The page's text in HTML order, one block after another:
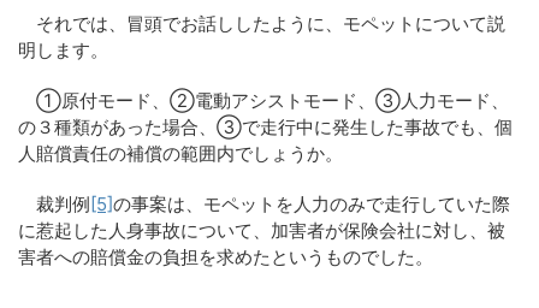
それでは、冒頭でお話ししたように、モペットについて説
明します。
①原付モード、②電動アシストモード、③人力モード、
の３種類があった場合、③で走行中に発生した事故でも、個
人賠償責任の補償の範囲内でしょうか。
裁判例[5]の事案は、モペットを人力のみで走行していた際
に惹起した人身事故について、加害者が保険会社に対し、被
害者への賠償金の負担を求めたというものでした。